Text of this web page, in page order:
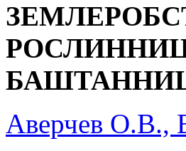
Аверчев О.В.,